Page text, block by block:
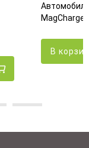
MagCharge
В